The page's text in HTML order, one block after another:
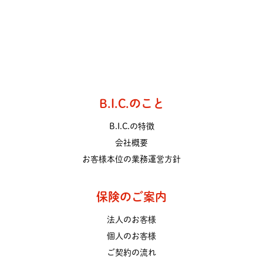
B.I.C.のこと
B.I.C.の特徴
会社概要
お客様本位の業務運営方針
保険のご案内
法人のお客様
個人のお客様
ご契約の流れ